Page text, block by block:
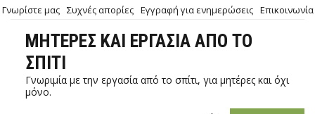
Γνωρίστε μας Συχνές απορίες Εγγραφή για ενημερώσεις Επικοινωνία
ΜΗΤΈΡΕΣ ΚΑΙ ΕΡΓΑΣΊΑ ΑΠΌ ΤΟ
ΣΠΊΤΙ
Γνωριμία με την εργασία από το σπίτι, για μητέρες και όχι
μόνο.